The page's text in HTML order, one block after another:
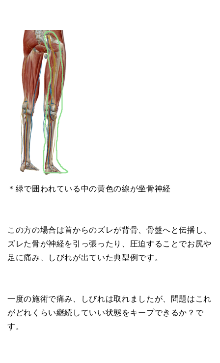
＊緑で囲われている中の黄色の線が坐骨神経
この方の場合は首からのズレが背骨、骨盤へと伝播し、
ズレた骨が神経を引っ張ったり、圧迫することでお尻や
足に痛み、しびれが出ていた典型例です。
一度の施術で痛み、しびれは取れましたが、問題はこれ
がどれくらい継続していい状態をキープできるか？で
す。